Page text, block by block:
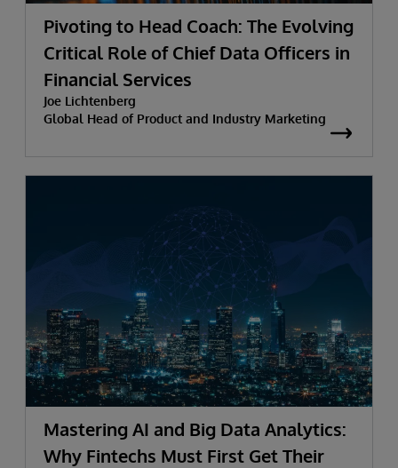
Pivoting to Head Coach: The Evolving
Critical Role of Chief Data Officers in
Financial Services
Joe Lichtenberg
Global Head of Product and Industry Marketing
Mastering AI and Big Data Analytics:
Why Fintechs Must First Get Their